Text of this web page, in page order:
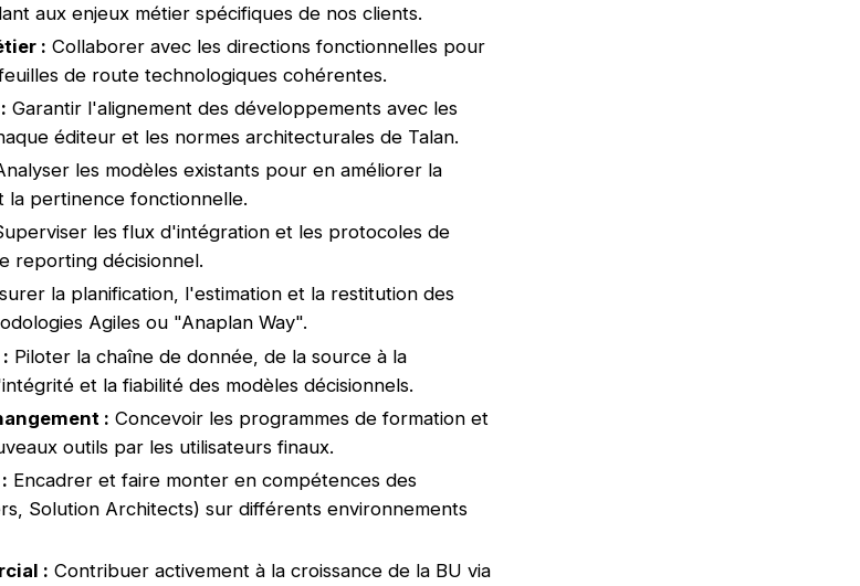
aux enjeux métier spécifiques de nos clients.
: Collaborer avec les directions fonctionnelles pour
de route technologiques cohérentes.
Garantir l'alignement des développements avec les
éditeur et les normes architecturales de Talan.
les modèles existants pour en améliorer la
pertinence fonctionnelle.
les flux d'intégration et les protocoles de
reporting décisionnel.
la planification, l'estimation et la restitution des
Agiles ou "Anaplan Way".
Piloter la chaîne de donnée, de la source à la
et la fiabilité des modèles décisionnels.
: Concevoir les programmes de formation et
outils par les utilisateurs finaux.
Encadrer et faire monter en compétences des
Solution Architects) sur différents environnements
: Contribuer activement à la croissance de la BU via